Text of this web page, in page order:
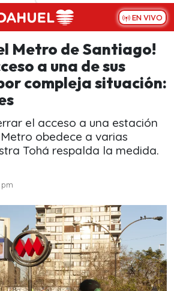
EN VIVO
Metro de Santiago!
a una de sus
compleja situación:
el acceso a una estación
obedece a varias
Tohá respalda la medida.